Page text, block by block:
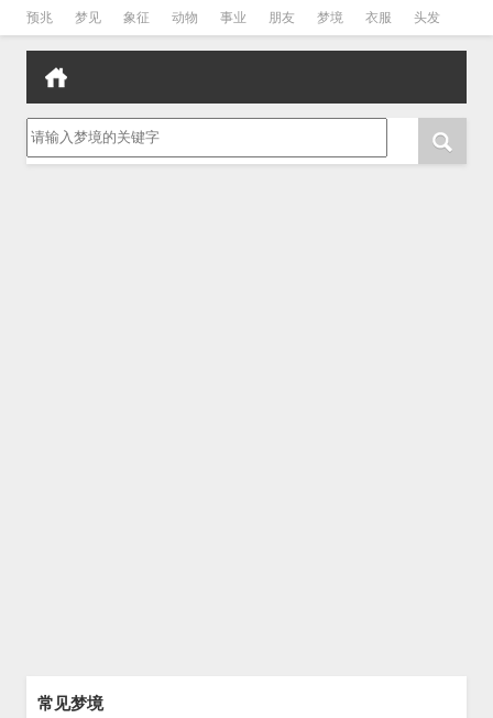
预兆 梦见 象征 动物 事业 朋友 梦境 衣服 头发
孕妇 孩子 吵架 房子
常见梦境